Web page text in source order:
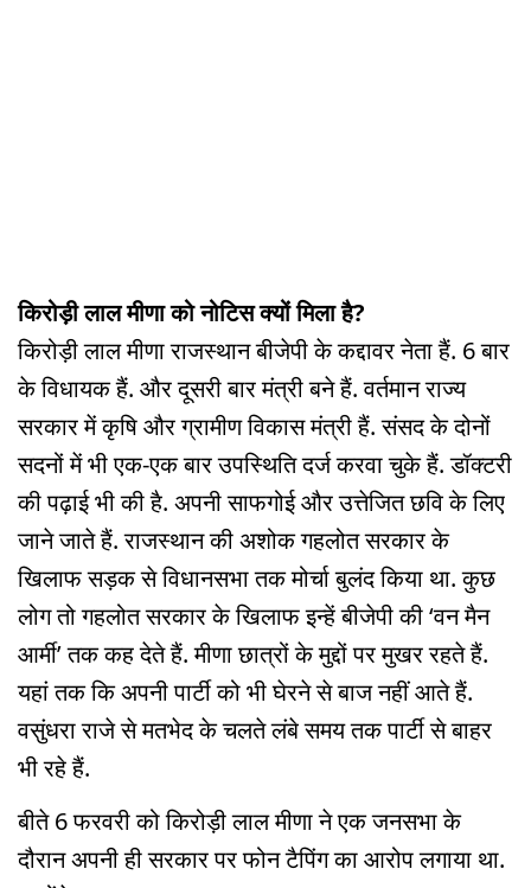
किरोड़ी लाल मीणा को नोटिस क्यों मिला है?
किरोड़ी लाल मीणा राजस्थान बीजेपी के कद्दावर नेता हैं. 6 बार
के विधायक हैं. और दूसरी बार मंत्री बने हैं. वर्तमान राज्य
सरकार में कृषि और ग्रामीण विकास मंत्री हैं. संसद के दोनों
सदनों में भी एक-एक बार उपस्थिति दर्ज करवा चुके हैं. डॉक्टरी
की पढ़ाई भी की है. अपनी साफगोई और उत्तेजित छवि के लिए
जाने जाते हैं. राजस्थान की अशोक गहलोत सरकार के
खिलाफ सड़क से विधानसभा तक मोर्चा बुलंद किया था. कुछ
लोग तो गहलोत सरकार के खिलाफ इन्हें बीजेपी की ‘वन मैन
आर्मी’ तक कह देते हैं. मीणा छात्रों के मुद्दों पर मुखर रहते हैं.
यहां तक कि अपनी पार्टी को भी घेरने से बाज नहीं आते हैं.
वसुंधरा राजे से मतभेद के चलते लंबे समय तक पार्टी से बाहर
भी रहे हैं.
बीते 6 फरवरी को किरोड़ी लाल मीणा ने एक जनसभा के
दौरान अपनी ही सरकार पर फोन टैपिंग का आरोप लगाया था.